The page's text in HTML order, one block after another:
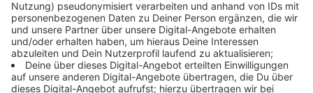
Comedy
Elvis Eifel - Der Podcast: "Ring aus dem
Flummiautomat"